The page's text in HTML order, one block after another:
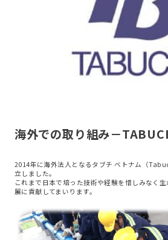
海外での取り組み－
2014年に海外法人となるタブチ ベトナム（
立しました。
これまで日本で培った技術や経験を惜しみなく
展に貢献してまいります。